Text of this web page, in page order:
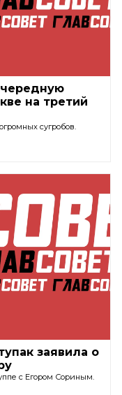
на третий
сугробов.
заявила о
с Егором Сориным.